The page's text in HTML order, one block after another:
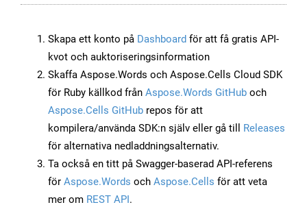
Skapa ett konto på Dashboard för att få gratis API-
kvot och auktoriseringsinformation
Skaffa Aspose.Words och Aspose.Cells Cloud SDK
för Ruby källkod från Aspose.Words GitHub och
Aspose.Cells GitHub repos för att
kompilera/använda SDK:n själv eller gå till Releases
för alternativa nedladdningsalternativ.
Ta också en titt på Swagger-baserad API-referens
för Aspose.Words och Aspose.Cells för att veta
mer om REST API.